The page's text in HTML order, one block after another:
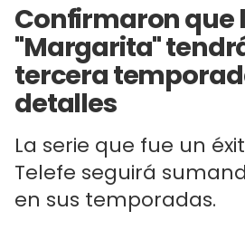
Confirmaron que
"Margarita"
tercera
detalles
La serie que fue un
Telefe seguirá
en sus temporadas.